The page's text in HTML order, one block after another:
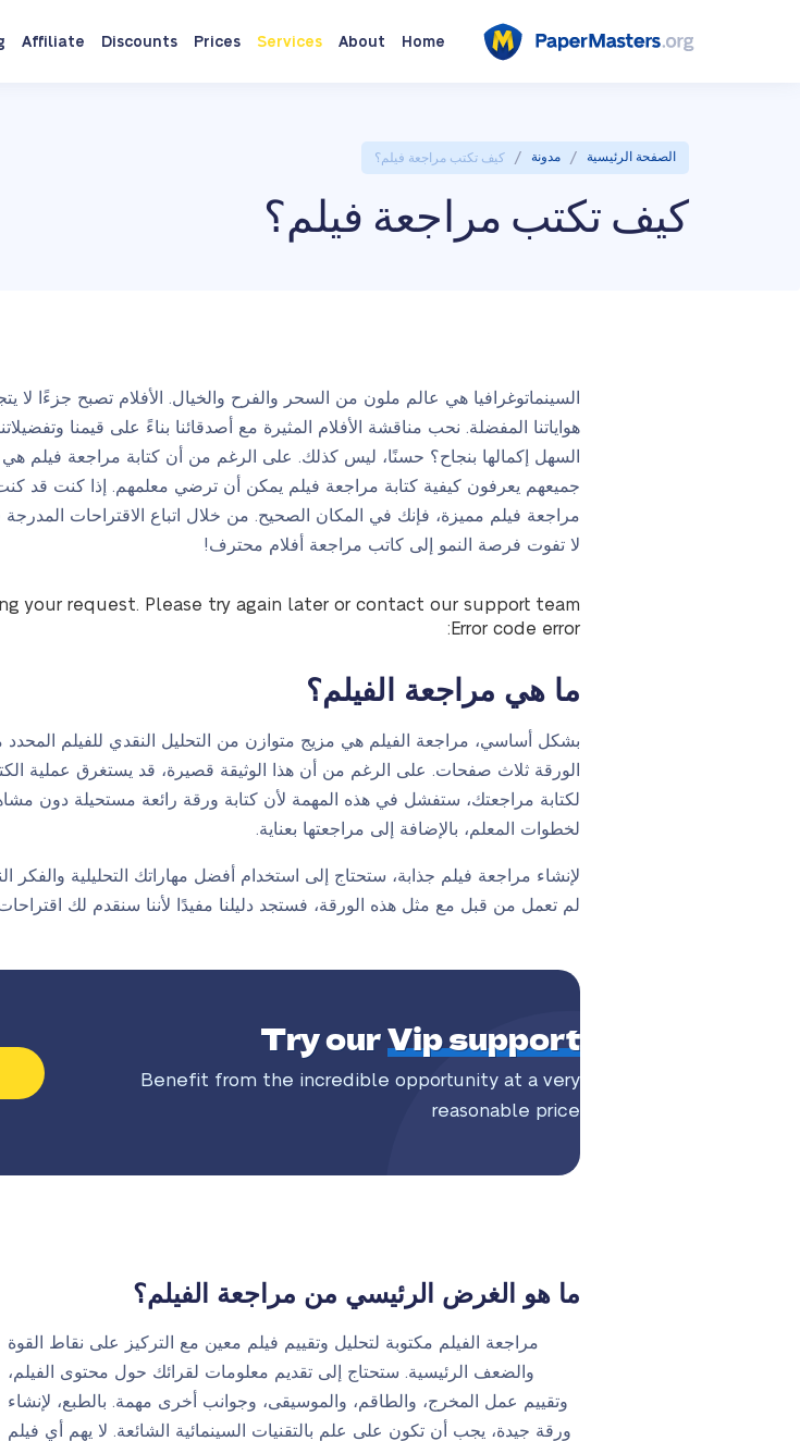
Home
About
Services
Prices
Discounts
Affiliate
الصفحة الرئيسية / مدونة / كيف تكتب مراجعة فيلم؟
كيف تكتب مراجعة فيلم؟
السينماتوغرافيا هي عالم ملون من السحر والفرح والخيال. الأفلام تصبح جزءًا لا
هواياتنا المفضلة. نحب مناقشة الأفلام المثيرة مع أصدقائنا بناءً على قيمنا
السهل إكمالها بنجاح؟ حسنًا، ليس كذلك. على الرغم من أن كتابة مراجعة فيلم
جميعهم يعرفون كيفية كتابة مراجعة فيلم يمكن أن ترضي معلمهم. إذا كنت قد
مراجعة فيلم مميزة، فإنك في المكان الصحيح. من خلال اتباع الاقتراحات
لا تفوت فرصة النمو إلى كاتب مراجعة أفلام محترف!
your request. Please try again later or contact our support team.
Error code error:
ما هي مراجعة الفيلم؟
الورقة ثلاث صفحات. على الرغم من أن هذا الوثيقة قصيرة، قد يستغرق عملية
لخطوات المعلم، بالإضافة إلى مراجعتها بعناية.
لإنشاء مراجعة فيلم جذابة، ستحتاج إلى استخدام أفضل مهاراتك التحليلية والفكر
لم تعمل من قبل مع مثل هذه الورقة، فستجد دليلنا مفيدًا لأننا سنقدم لك
Try ourVip support
Benefit from the incredible opportunity at a very
reasonable price
ما هو الغرض الرئيسي من مراجعة الفيلم؟
مراجعة الفيلم مكتوبة لتحليل وتقييم فيلم معين مع التركيز على نقاط القوة
والضعف الرئيسية. ستحتاج إلى تقديم معلومات لقرائك حول محتوى الفيلم،
وتقييم عمل المخرج، والطاقم، والموسيقى، وجوانب أخرى مهمة. بالطبع، لإنشاء
ورقة جيدة، يجب أن تكون على علم بالتقنيات السينمائية الشائعة. لا يهم أي فيلم